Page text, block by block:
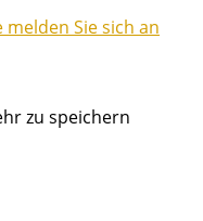
melden Sie sich an
zu speichern